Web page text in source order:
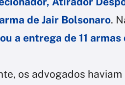
de Jair Bolsonaro.
a entrega de 11
os advogados